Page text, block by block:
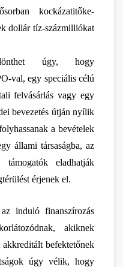
kockázatitőke-
dollár tíz-százmilliókat
úgy, hogy
val, egy speciális célú
felvásárlás vagy egy
bevezetés útján nyílik
a bevételek
állami társaságba, az
eladhatják
érjenek el.
induló finanszírozás
akiknek
befektetőnek
úgy vélik, hogy